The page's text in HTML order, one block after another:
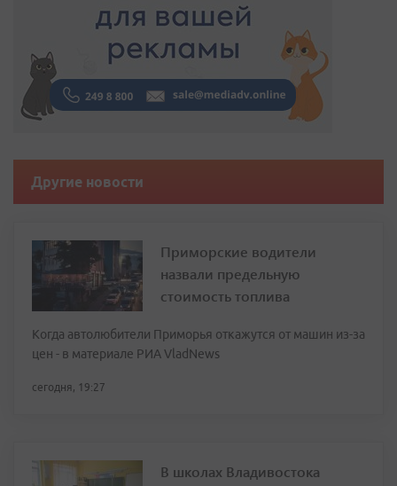
Другие новости
Приморские водители
назвали предельную
стоимость топлива
Когда автолюбители Приморья откажутся от машин из-за
цен - в материале РИА VladNews
сегодня, 19:27
В школах Владивостока